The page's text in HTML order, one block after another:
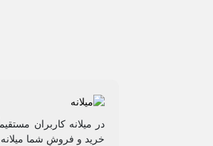
در میلانه کاربران
خرید و فروشِ شما میلانه